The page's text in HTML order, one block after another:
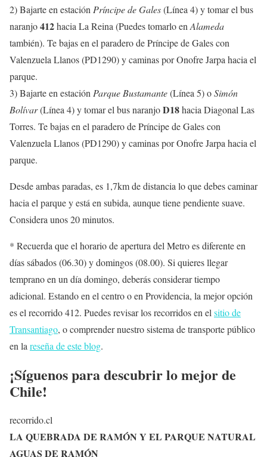
2) Bajarte en estación Príncipe de Gales(Línea 4) y tomar el bus
naranjo412hacia La Reina (Puedes tomarlo en Alameda
también). Te bajas en el paradero de Príncipe de Gales con
Valenzuela Llanos (PD1290) y caminas por Onofre Jarpa hacia el
parque.
3) Bajarte en estación Parque Bustamante(Línea 5) oSimón
Bolívar(Línea 4) y tomar el busnaranjoD18hacia Diagonal Las
Torres. Te bajas en el paradero de Príncipe de Gales con
Valenzuela Llanos (PD1290) y caminas por Onofre Jarpa hacia el
parque.
Desde ambas paradas, es 1,7km de distancia lo que debes caminar
hacia el parque y está en subida, aunque tiene pendiente suave.
Considera unos 20 minutos.
* Recuerda que el horario de apertura del Metro es diferente en
días sábados (06.30) y domingos (08.00). Si quieres llegar
temprano en un día domingo, deberás considerar tiempo
adicional. Estando en el centro o en Providencia, la mejor opción
es el recorrido 412. Puedes revisar los recorridos en el sitio de
Transantiago, o comprender nuestro sistema de transporte público
en la reseña de este blog.
¡Síguenos para descubrir lo mejor de
Chile!
recorrido.cl
LA QUEBRADA DE RAMÓN Y EL PARQUE NATURAL
AGUAS DE RAMÓN